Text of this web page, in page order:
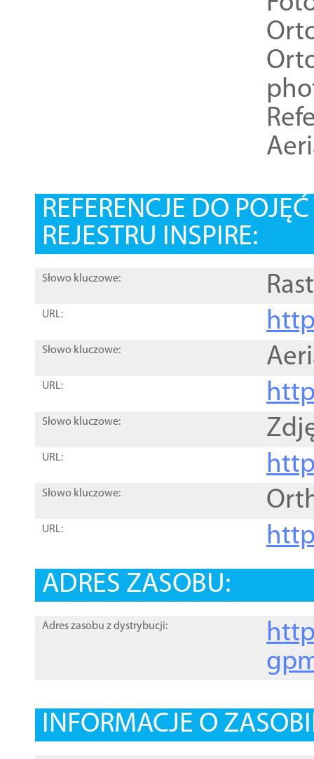
REFERENCJE DO
REJESTRU INSPIRE:
Słowo kluczowe:
URL:
Słowo kluczowe:
URL:
Słowo kluczowe:
URL:
Słowo kluczowe:
URL:
ADRES ZASOBU:
Adres zasobu z dystrybucji:
INFORMACJE O